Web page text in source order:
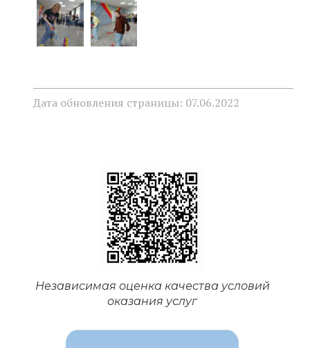
Дата обновления страницы: 07.06.2022
Независимая оценка качества условий
оказания услуг